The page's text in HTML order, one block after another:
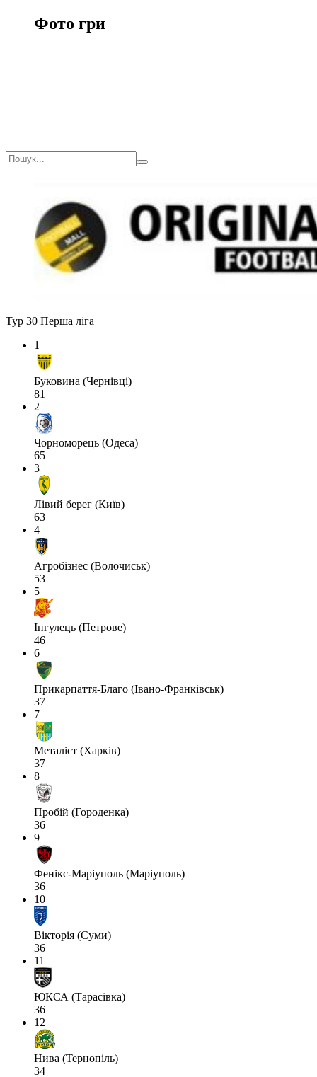
Фото гри
Тур 30 Перша ліга
1
Буковина (Чернівці)
81
2
Чорноморець (Одеса)
65
3
Лівий берег (Київ)
63
4
Агробізнес (Волочиськ)
53
5
Інгулець (Петрове)
46
6
Прикарпаття-Благо (Івано-Франківськ)
37
7
Металіст (Харків)
37
8
Пробій (Городенка)
36
9
Фенікс-Маріуполь (Маріуполь)
36
10
Вікторія (Суми)
36
11
ЮКСА (Тарасівка)
36
12
Нива (Тернопіль)
34